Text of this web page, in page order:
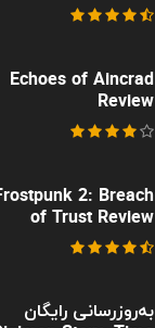
Echoes of Aincrad
Review
2: Breach
of Trust Review
به‌روزرسانی رایگان